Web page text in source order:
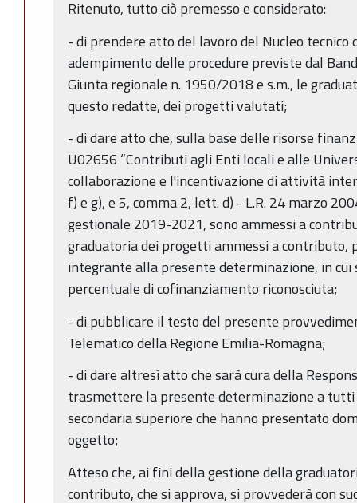
Ritenuto, tutto ciò premesso e considerato:
- di prendere atto del lavoro del Nucleo
adempimento delle procedure previste dal
Giunta regionale n. 1950/2018 e s.m., le
questo redatte, dei progetti valutati;
- di dare atto che, sulla base delle risorse
U02656 “Contributi agli Enti locali e alle
collaborazione e l'incentivazione di attività
f) e g), e 5, comma 2, lett. d) - L.R. 24 marzo
gestionale 2019-2021, sono ammessi a
graduatoria dei progetti ammessi a contributo,
integrante alla presente determinazione, in
percentuale di cofinanziamento riconosciuta;
- di pubblicare il testo del presente
Telematico della Regione Emilia-Romagna;
- di dare altresì atto che sarà cura della
trasmettere la presente determinazione a
secondaria superiore che hanno presentato
oggetto;
Atteso che, ai fini della gestione della
contributo, che si approva, si provvederà con